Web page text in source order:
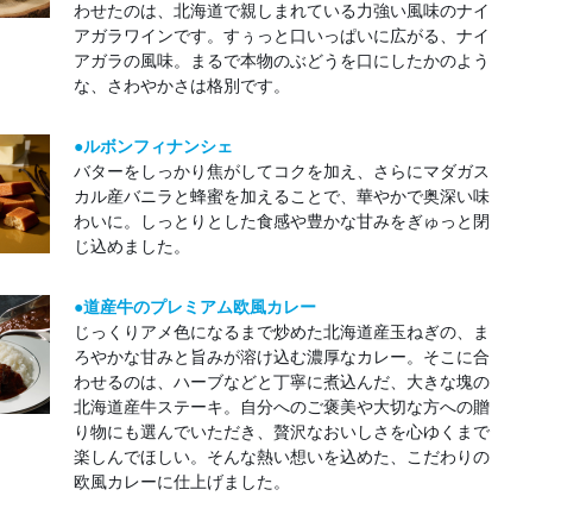
わせたのは、北海道で親しまれている力強い風味のナイ
アガラワインです。すぅっと口いっぱいに広がる、ナイ
アガラの風味。まるで本物のぶどうを口にしたかのよう
な、さわやかさは格別です。
●ルボンフィナンシェ
バターをしっかり焦がしてコクを加え、さらにマダガス
カル産バニラと蜂蜜を加えることで、華やかで奥深い味
わいに。しっとりとした食感や豊かな甘みをぎゅっと閉
じ込めました。
●道産牛のプレミアム欧風カレー
じっくりアメ色になるまで炒めた北海道産玉ねぎの、ま
ろやかな甘みと旨みが溶け込む濃厚なカレー。そこに合
わせるのは、ハーブなどと丁寧に煮込んだ、大きな塊の
北海道産牛ステーキ。自分へのご褒美や大切な方への贈
り物にも選んでいただき、贅沢なおいしさを心ゆくまで
楽しんでほしい。そんな熱い想いを込めた、こだわりの
欧風カレーに仕上げました。